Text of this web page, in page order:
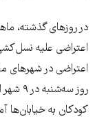
در روزهای گذشته،
اعتراضی علیه
اعتراضی در شهرهای
روز
کودکان به خیابان‌ها